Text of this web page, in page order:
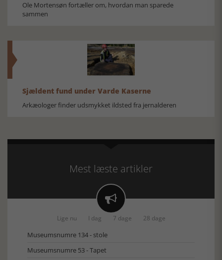
Ole Mortensøn fortæller om, hvordan man sparede
sammen
Sjældent fund under Varde Kaserne
Arkæologer finder udsmykket ildsted fra jernalderen
Mest læste artikler

Lige nu I dag 7 dage 28 dage
Museumsnumre 134 - stole
Museumsnumre 53 - Tapet